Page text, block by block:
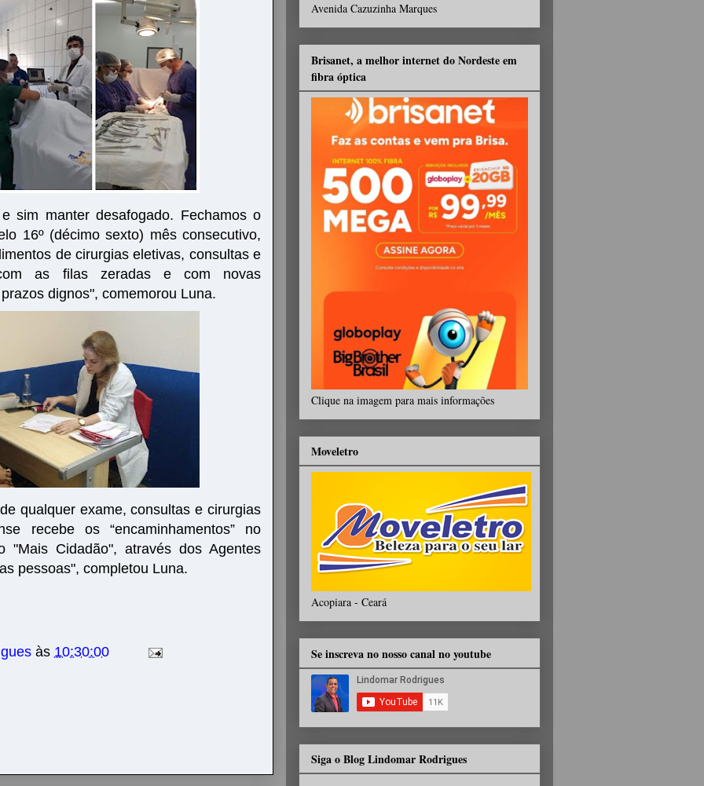
sim manter desafogado. Fechamos o
16º (décimo sexto) mês consecutivo,
de cirurgias eletivas, consultas e
com as filas zeradas e com novas
dignos", comemorou Luna.
qualquer exame, consultas e cirurgias
recebe os “encaminhamentos” no
"Mais Cidadão", através dos Agentes
pessoas", completou Luna.
às 10:30:00
Avenida Cazuzinha Marques
Brisanet, a melhor internet do Nordeste em
fibra óptica
Clique na imagem para mais informações
Moveletro
Acopiara - Ceará
Se inscreva no nosso canal no youtube
Siga o Blog Lindomar Rodrigues